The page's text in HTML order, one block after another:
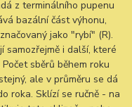
z terminálního pupenu
bazální část výhonu,
jako "rybí" (R).
samozřejmě i další, které
sběrů během roku
ale v průměru se dá
roka. Sklízí se ručně - na